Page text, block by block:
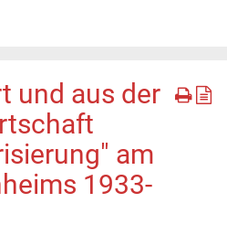
und aus der
am
1933-